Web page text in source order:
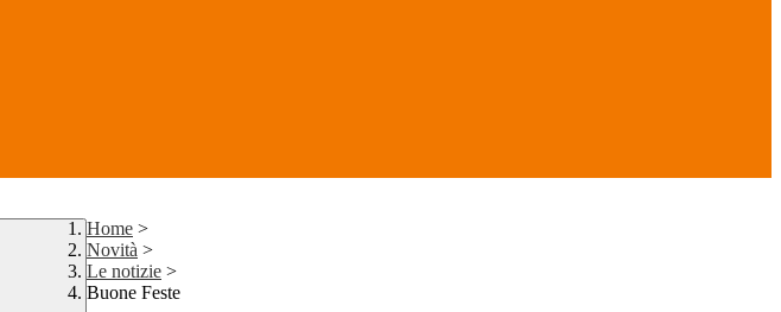
Home >
Novità >
Le notizie >
Buone Feste